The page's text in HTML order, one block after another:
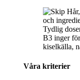
Tydlig
B3 inger
kiselkälla,
Våra kriterier